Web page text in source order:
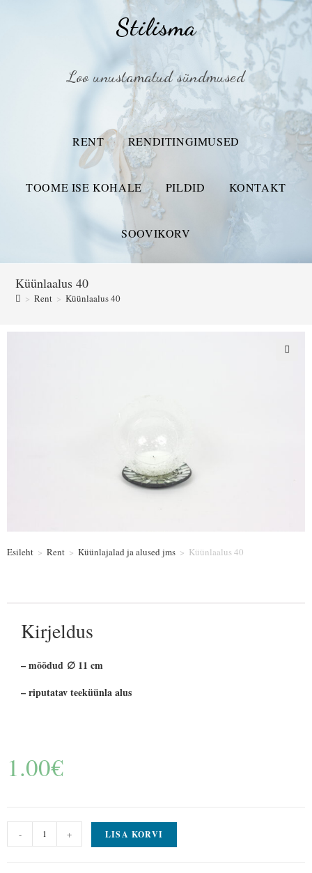
Stilisma
Loo unustamatud sündmused
RENT RENDITINGIMUSED
TOOME ISE KOHALE PILDID KONTAKT
SOOVIKORV
Küünlaalus 40
> Rent > Küünlaalus 40
Esileht > Rent > Küünlajalad ja alused jms > Küünlaalus 40
Kirjeldus
– mõõdud ∅ 11 cm
– riputatav teeküünla alus
1.00€
- + LISA KORVI